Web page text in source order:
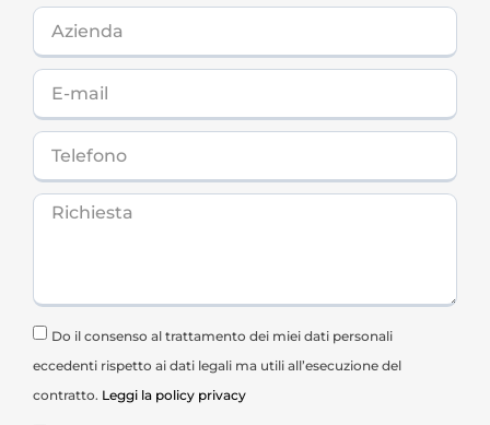
Do il consenso al trattamento dei miei dati personali
eccedenti rispetto ai dati legali ma utili all’esecuzione del
contratto. Leggi la policy privacy